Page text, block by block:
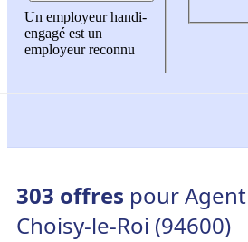
Un employeur handi-
engagé est un
employeur reconnu
303 offres pour
Choisy-le-Roi (94600)